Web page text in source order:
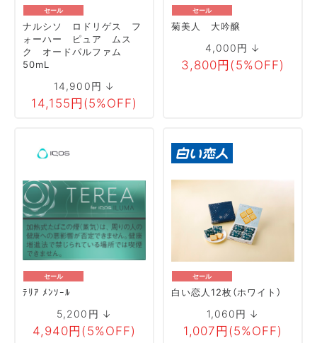
セール
ナルシソ ロドリゲス フ
ォーハー ピュア ムス
ク オードパルファム
50mL
14,900円 ↓
14,155円(5%OFF)
セール
菊美人 大吟醸
4,000円 ↓
3,800円(5%OFF)
セール
ﾃﾘｱ ﾒﾝｿｰﾙ
5,200円 ↓
4,940円(5%OFF)
セール
白い恋人12枚（ホワイト）
1,060円 ↓
1,007円(5%OFF)